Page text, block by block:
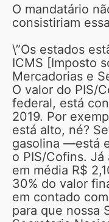
O mandatário
consistiriam
\”Os estados
ICMS [Imposto
Mercadorias e
O valor do PIS/
federal, está
2019. Por
está alto, né?
gasolina —está
o PIS/Cofins.
em média R$
30% do valor
em contado
para que nossa